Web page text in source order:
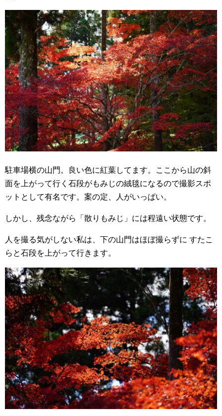
駐車場横の山門。良い色に紅葉してます。ここから山の斜
面を上がって行く石段がもみじの絨毯になるので撮影スポ
ットとして有名です。案の定、人がいっぱい。
しかし、残念ながら「散りもみじ」には程遠い状態です。
人を撮る気がしない私は、下の山門はほぼ撮らずに すたこ
らと石段を上がって行きます。